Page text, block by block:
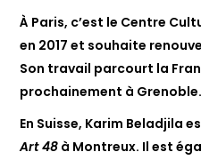
À Paris, c’est le Centre
en 2017 et souhaite
Son travail parcourt la
prochainement à Grenoble.
En Suisse, Karim Beladjila
Art 48 à Montreux. Il est